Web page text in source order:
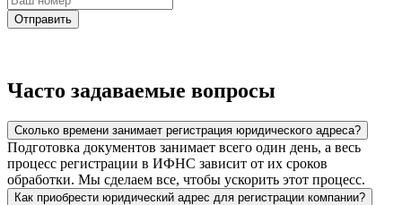
Отправить
Часто задаваемые вопросы
Сколько времени занимает регистрация юридического адреса?
Подготовка документов занимает всего один день, а весь
процесс регистрации в ИФНС зависит от их сроков
обработки. Мы сделаем все, чтобы ускорить этот процесс.
Как приобрести юридический адрес для регистрации компании?